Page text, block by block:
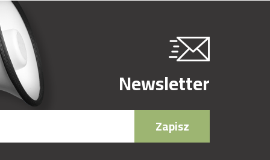
Newsletter
Zapisz